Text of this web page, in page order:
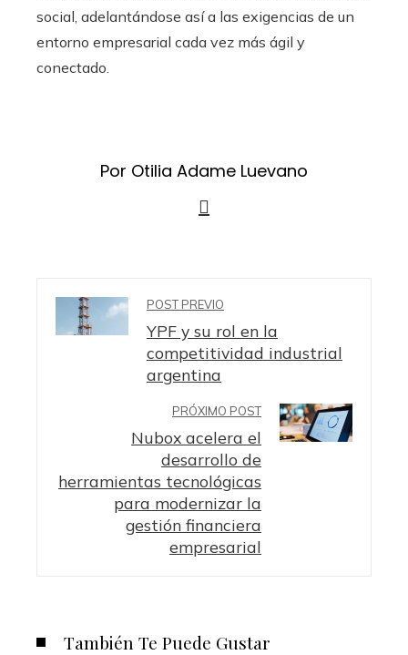
social, adelantándose así a las exigencias de un
entorno empresarial cada vez más ágil y
conectado.
Por Otilia Adame Luevano
POST PREVIO
YPF y su rol en la
competitividad industrial
argentina
PRÓXIMO POST
Nubox acelera el
desarrollo de
herramientas tecnológicas
para modernizar la
gestión financiera
empresarial
También Te Puede Gustar